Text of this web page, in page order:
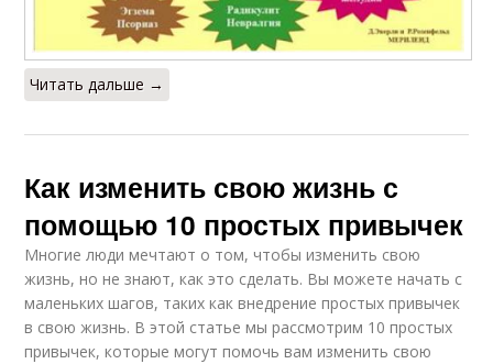
Читать дальше →
Как изменить свою жизнь с
помощью 10 простых привычек
Многие люди мечтают о том, чтобы изменить свою
жизнь, но не знают, как это сделать. Вы можете начать с
маленьких шагов, таких как внедрение простых привычек
в свою жизнь. В этой статье мы рассмотрим 10 простых
привычек, которые могут помочь вам изменить свою